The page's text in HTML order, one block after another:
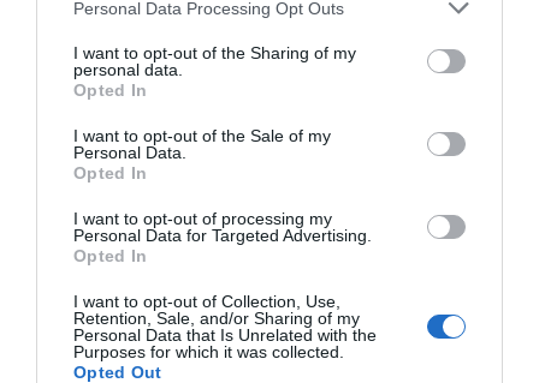
Personal Data Processing Opt Outs
I want to opt-out of the Sharing of my
personal data.
Opted In
I want to opt-out of the Sale of my
Personal Data.
Opted In
I want to opt-out of processing my
Personal Data for Targeted Advertising.
Opted In
I want to opt-out of Collection, Use,
Retention, Sale, and/or Sharing of my
Personal Data that Is Unrelated with the
Purposes for which it was collected.
Opted Out